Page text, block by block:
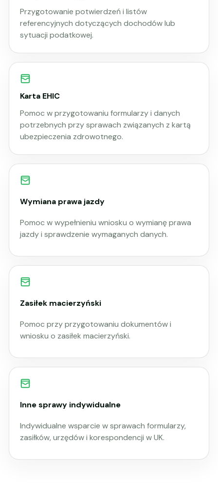
Przygotowanie potwierdzeń i listów
referencyjnych dotyczących dochodów lub
sytuacji podatkowej.
Karta EHIC
Pomoc w przygotowaniu formularzy i danych
potrzebnych przy sprawach związanych z kartą
ubezpieczenia zdrowotnego.
Wymiana prawa jazdy
Pomoc w wypełnieniu wniosku o wymianę prawa
jazdy i sprawdzenie wymaganych danych.
Zasiłek macierzyński
Pomoc przy przygotowaniu dokumentów i
wniosku o zasiłek macierzyński.
Inne sprawy indywidualne
Indywidualne wsparcie w sprawach formularzy,
zasiłków, urzędów i korespondencji w UK.